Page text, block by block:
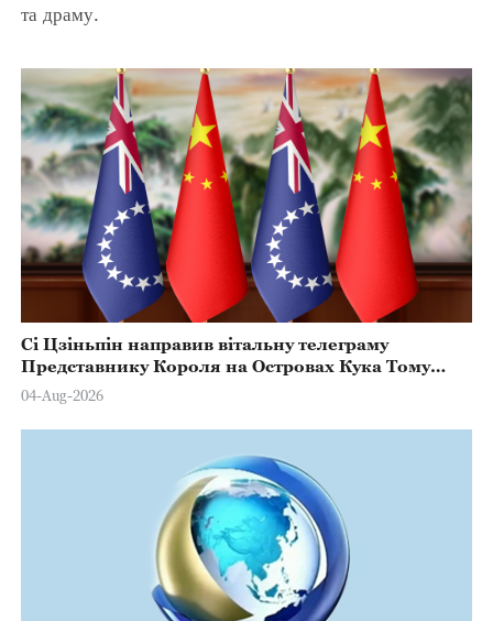
та драму.
Сі Цзіньпін направив вітальну телеграму
Представнику Короля на Островах Кука Тому
Марстерсу з нагоди Дня Конституції
04-Aug-2026